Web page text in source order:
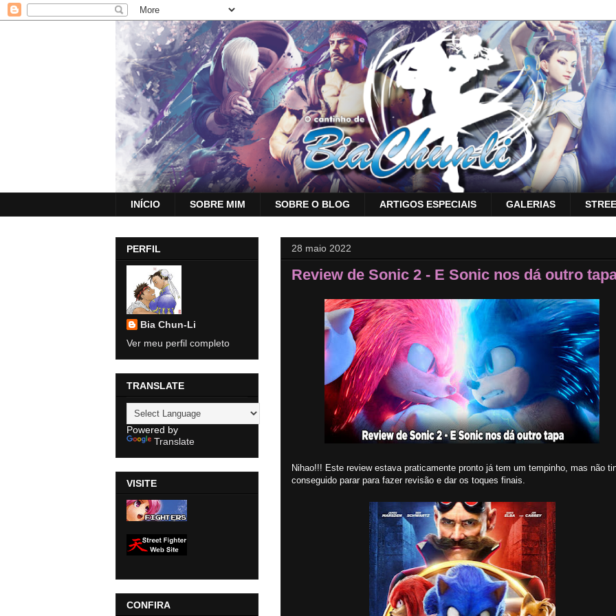
INÍCIO SOBRE MIM SOBRE O BLOG ARTIGOS ESPECIAIS GALERIAS
28 maio 2022
Review de Sonic 2 - E Sonic nos dá outro
Nihao!!! Este review estava praticamente pronto já tem um tempinho, mas não
conseguido parar para fazer revisão e dar os toques finais.
PERFIL
Bia Chun-Li
Ver meu perfil completo
TRANSLATE
Powered by
Translate
VISITE
CONFIRA